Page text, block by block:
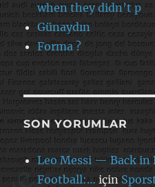
when they didn’t p
Günaydın
Forma ?
SON YORUMLAR
Leo Messi — Back in
Football:… için